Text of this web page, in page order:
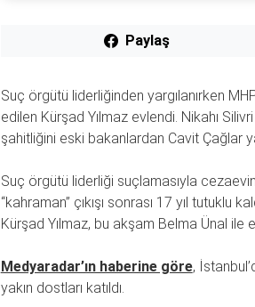
Paylaş
Suç örgütü liderliğinden yargılanırken
edilen Kürşad Yılmaz evlendi. Nikahı
şahitliğini eski bakanlardan Cavit Çağlar
Suç örgütü liderliği suçlamasıyla
“kahraman” çıkışı sonrası 17 yıl tutuklu
Kürşad Yılmaz, bu akşam Belma Ünal ile
Medyaradar’ın haberine göre,
yakın dostları katıldı.